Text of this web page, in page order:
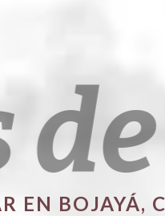
EN BOJAYÁ,